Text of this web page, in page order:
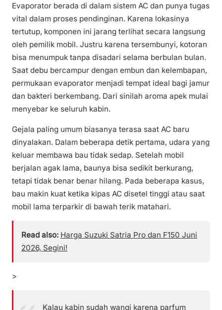
Evaporator berada di dalam sistem AC dan punya tugas
vital dalam proses pendinginan. Karena lokasinya
tertutup, komponen ini jarang terlihat secara langsung
oleh pemilik mobil. Justru karena tersembunyi, kotoran
bisa menumpuk tanpa disadari selama berbulan bulan.
Saat debu bercampur dengan embun dan kelembapan,
permukaan evaporator menjadi tempat ideal bagi jamur
dan bakteri berkembang. Dari sinilah aroma apek mulai
menyebar ke seluruh kabin.
Gejala paling umum biasanya terasa saat AC baru
dinyalakan. Dalam beberapa detik pertama, udara yang
keluar membawa bau tidak sedap. Setelah mobil
berjalan agak lama, baunya bisa sedikit berkurang,
tetapi tidak benar benar hilang. Pada beberapa kasus,
bau makin kuat ketika kipas AC disetel tinggi atau saat
mobil lama terparkir di bawah terik matahari.
Read also: Harga Suzuki Satria Pro dan F150 Juni
2026, Segini!
>
Kalau kabin sudah wangi karena parfum